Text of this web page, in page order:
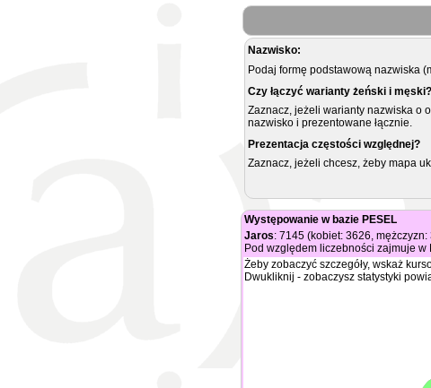
Nazwisko:
Podaj formę podstawową nazwiska
Czy łączyć warianty żeński i męski?
Zaznacz, jeżeli warianty nazwiska o
nazwisko i prezentowane łącznie.
Prezentacja częstości względnej?
Zaznacz, jeżeli chcesz, żeby mapa
Występowanie w bazie PESEL
Jaros: 7145 (kobiet: 3626, mężczyzn:
Pod względem liczebności zajmuje w
Żeby zobaczyć szczegóły, wskaż
Dwukliknij - zobaczysz statystyki